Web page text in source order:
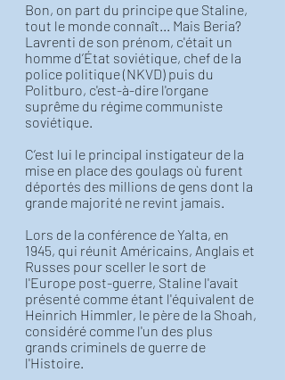
Bon, on part du principe que Staline,
tout le monde connaît... Mais Beria?
Lavrenti de son prénom, c'était un
homme d’État soviétique, chef de la
police politique (NKVD) puis du
Politburo, c'est-à-dire l'organe
suprême du régime communiste
soviétique.
C’est lui le principal instigateur de la
mise en place des goulags où furent
déportés des millions de gens dont la
grande majorité ne revint jamais.
Lors de la conférence de Yalta, en
1945, qui réunit Américains, Anglais et
Russes pour sceller le sort de
l'Europe post-guerre, Staline l'avait
présenté comme étant l'équivalent de
Heinrich Himmler, le père de la Shoah,
considéré comme l'un des plus
grands criminels de guerre de
l'Histoire.